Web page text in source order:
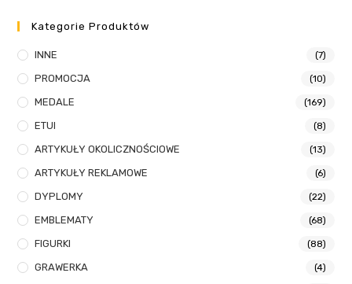
Kategorie Produktów
INNE (7)
PROMOCJA (10)
MEDALE (169)
ETUI (8)
ARTYKUŁY OKOLICZNOŚCIOWE (13)
ARTYKUŁY REKLAMOWE (6)
DYPLOMY (22)
EMBLEMATY (68)
FIGURKI (88)
GRAWERKA (4)